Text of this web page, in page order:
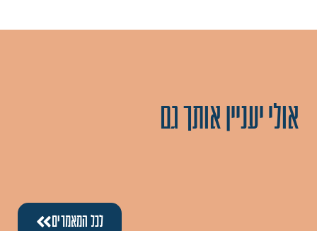
אולי יעניין אותך גם
לכל המאמרים